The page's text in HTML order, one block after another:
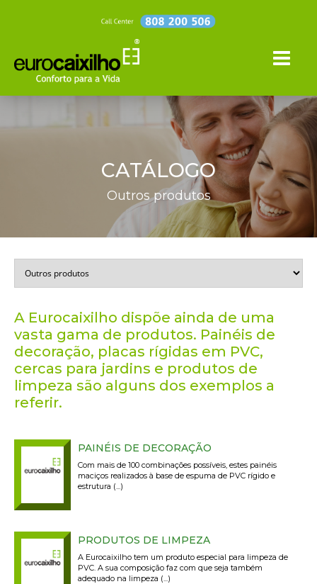
CATÁLOGO
Outros produtos
A Eurocaixilho dispõe ainda de uma
vasta gama de produtos. Painéis de
decoração, placas rígidas em PVC,
cercas para jardins e produtos de
limpeza são alguns dos exemplos a
referir.
PAINÉIS DE DECORAÇÃO
Com mais de 100 combinações possíveis, estes painéis
maciços realizados à base de espuma de PVC rígido e
estrutura (...)
PRODUTOS DE LIMPEZA
A Eurocaixilho tem um produto especial para limpeza de
PVC. A sua composição faz com que seja também
adequado na limpeza (...)